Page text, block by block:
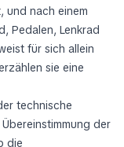
und nach einem
Pedalen, Lenkrad
für sich allein
sie eine
technische
der
die